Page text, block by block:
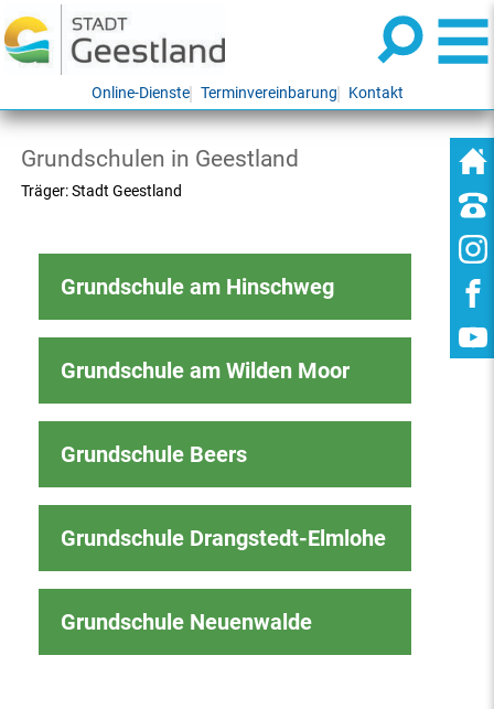
Online-Dienste Terminvereinbarung Kontakt
Grundschulen in Geestland
Träger: Stadt Geestland
Grundschule am Hinschweg
Grundschule am Wilden Moor
Grundschule Beers
Grundschule Drangstedt-Elmlohe
Grundschule Neuenwalde